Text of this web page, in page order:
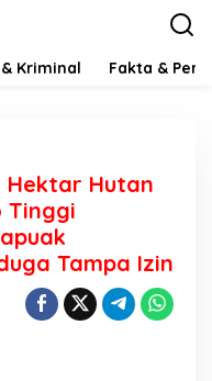
Kriminal Fakta &
Hektar Hutan
Tinggi
Tampa Izin